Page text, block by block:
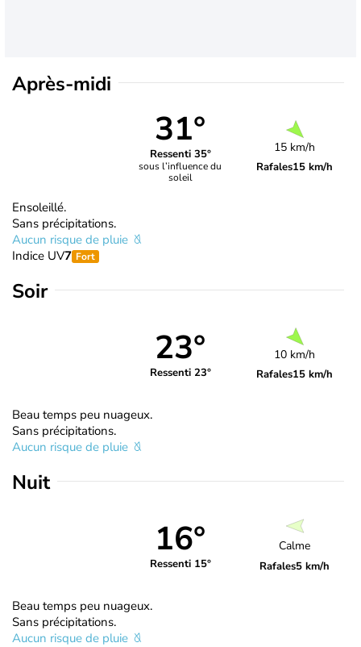
Après-midi
31°
Ressenti 35°
sous l’influence du
soleil
15 km/h
Rafales15 km/h
Ensoleillé.
Sans précipitations.
Aucun risque de pluie
Indice UV7 Fort
Soir
23°
Ressenti 23°
10 km/h
Rafales15 km/h
Beau temps peu nuageux.
Sans précipitations.
Aucun risque de pluie
Nuit
16°
Ressenti 15°
Calme
Rafales5 km/h
Beau temps peu nuageux.
Sans précipitations.
Aucun risque de pluie